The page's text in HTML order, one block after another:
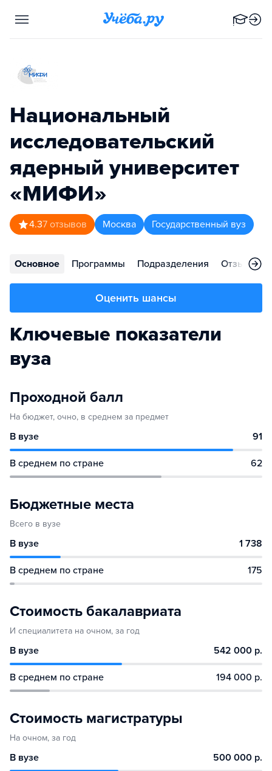
Национальный
исследовательский
ядерный университет
«МИФИ»
4.37 отзывов Москва Государственный вуз
Основное Программы Подразделения Отзывы
Оценить шансы
Ключевые показатели
вуза
Проходной балл
На бюджет, очно, в среднем за предмет
В вузе 91
В среднем по стране 62
Бюджетные места
Всего в вузе
В вузе 1 738
В среднем по стране 175
Стоимость бакалавриата
И специалитета на очном, за год
В вузе 542 000 р.
В среднем по стране 194 000 р.
Стоимость магистратуры
На очном, за год
В вузе 500 000 р.